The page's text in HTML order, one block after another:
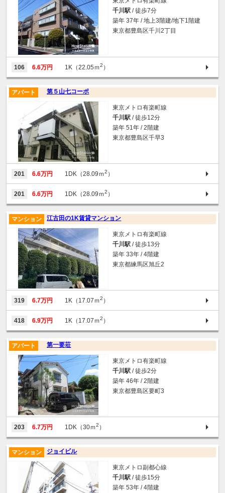
千川駅 / 徒歩7分
築年 37年 / 地上3階建/地下1階建
東京都豊島区千川2丁目
106 6.6万円 1K（22.05ｍ2 ）
第５山七コーポ
アパート
東京メトロ有楽町線
千川駅 / 徒歩12分
築年 51年 / 2階建
東京都豊島区千早3
201 6.6万円 1DK（28.09ｍ2 ）
201 6.6万円 1DK（28.09ｍ2 ）
江古田の1K賃貸マンション
マンション
東京メトロ有楽町線
千川駅 / 徒歩13分
築年 33年 / 4階建
東京都練馬区旭丘2
319 6.7万円 1K（17.07ｍ2 ）
418 6.9万円 1K（17.07ｍ2 ）
第一要荘
アパート
東京メトロ有楽町線
千川駅 / 徒歩2分
築年 46年 / 2階建
東京都豊島区要町3
203 6.7万円 1DK（30ｍ2 ）
ジョイビル
マンション
東京メトロ副都心線
千川駅 / 徒歩15分
築年 53年 / 4階建